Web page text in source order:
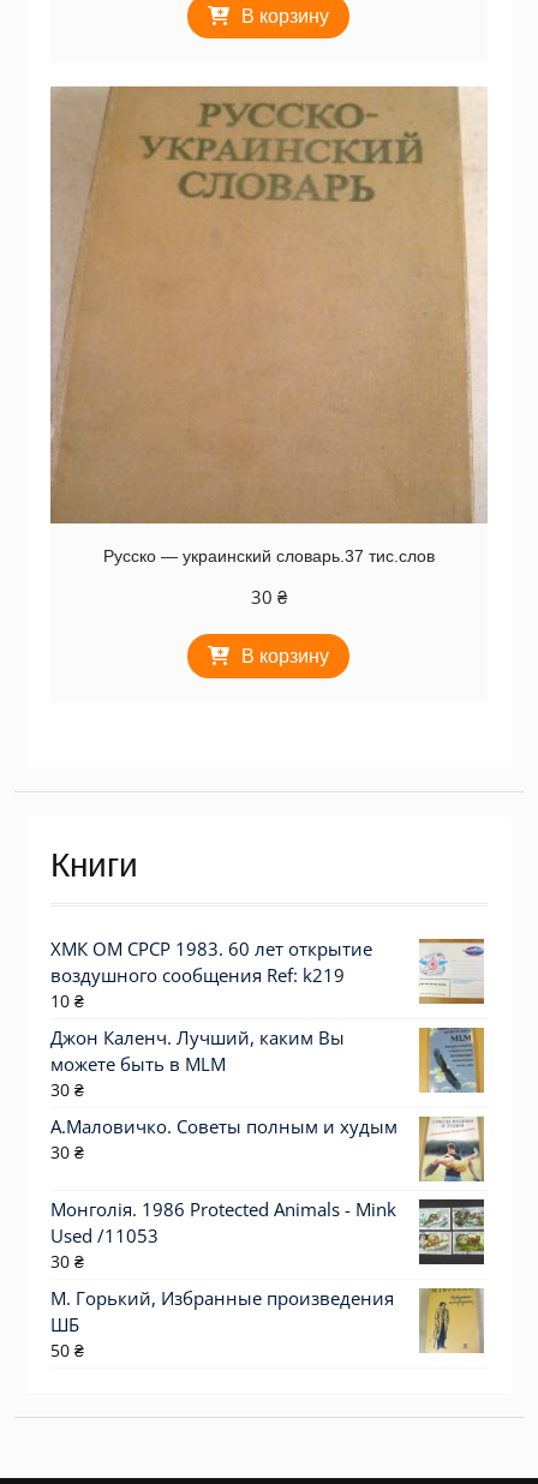
В корзину
Русско — украинский словарь.37 тис.слов
30 ₴
В корзину
Книги
ХМК ОМ СРСР 1983. 60 лет открытие
воздушного сообщения Ref: k219
10 ₴
Джон Каленч. Лучший, каким Вы
можете быть в MLM
30 ₴
А.Маловичко. Советы полным и худым
30 ₴
Монголія. 1986 Protected Animals - Mink
Used /11053
30 ₴
М. Горький, Избранные произведения
ШБ
50 ₴